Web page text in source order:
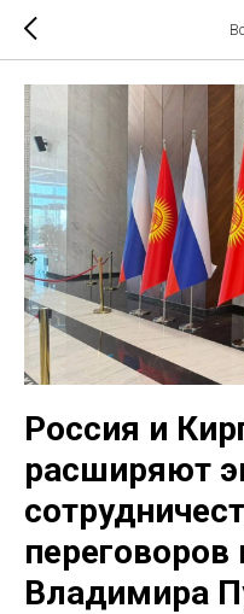
Россия и
расширяют
переговоров
Владимира